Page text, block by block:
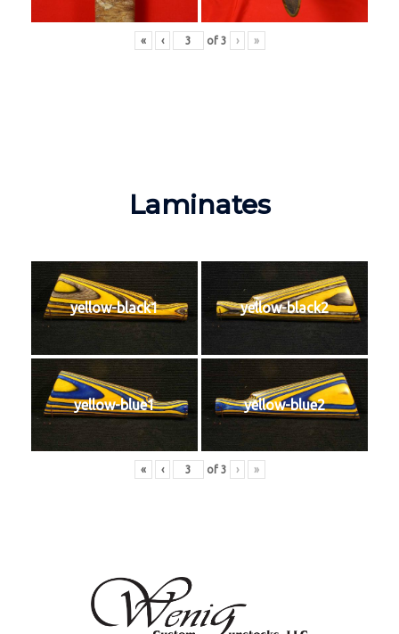
« ‹ of 3 › »
Laminates
yellow-black1 yellow-black2
yellow-blue1 yellow-blue2
« ‹ of 3 › »